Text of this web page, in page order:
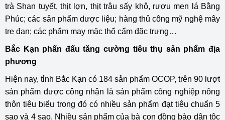
trà Shan tuyết, thịt lợn, thịt trâu sấy khô, rượu men lá Bằng
Phúc; các sản phẩm dược liệu; hàng thủ công mỹ nghệ mây
tre đan; các phẩm may mặc thổ cẩm đặc trưng…
Bắc Kạn phấn đấu tăng cường tiêu thụ sản phẩm địa
phương
Hiện nay, tỉnh Bắc Kạn có 184 sản phẩm OCOP, trên 90 lượt
sản phẩm được công nhận là sản phẩm công nghiệp nông
thôn tiêu biểu trong đó có nhiều sản phẩm đạt tiêu chuẩn 5
sao và 4 sao. Nhiều sản phẩm của bà con đồng bào dân tộc